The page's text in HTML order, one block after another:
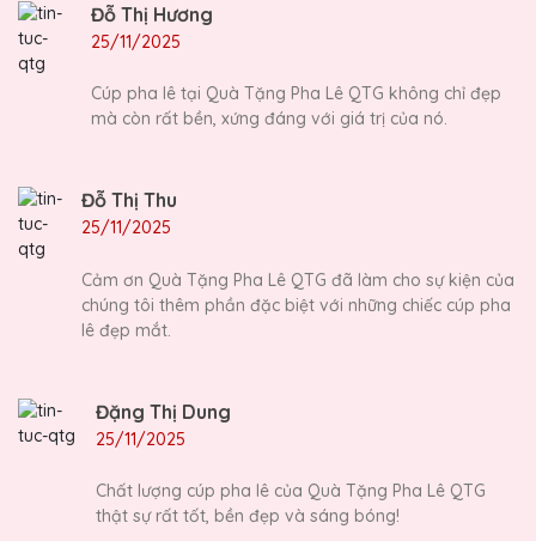
Đỗ Thị Hương
25/11/2025
Cúp pha lê tại Quà Tặng Pha Lê QTG không chỉ đẹp
mà còn rất bền, xứng đáng với giá trị của nó.
Đỗ Thị Thu
25/11/2025
Cảm ơn Quà Tặng Pha Lê QTG đã làm cho sự kiện của
chúng tôi thêm phần đặc biệt với những chiếc cúp pha
lê đẹp mắt.
Đặng Thị Dung
25/11/2025
Chất lượng cúp pha lê của Quà Tặng Pha Lê QTG
thật sự rất tốt, bền đẹp và sáng bóng!